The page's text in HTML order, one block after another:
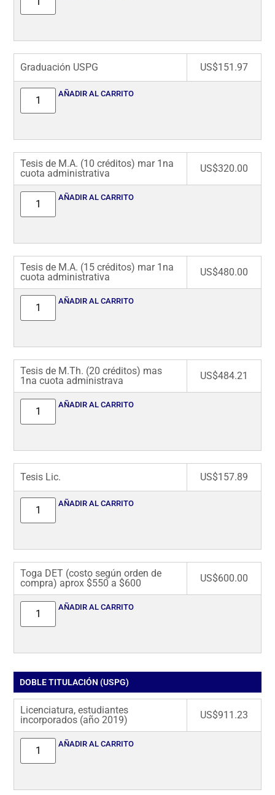
Graduación USPG US$151.97
AÑADIR AL CARRITO
Tesis de M.A. (10 créditos) mar 1na
cuota administrativa
US$320.00
AÑADIR AL CARRITO
Tesis de M.A. (15 créditos) mar 1na
cuota administrativa
US$480.00
AÑADIR AL CARRITO
Tesis de M.Th. (20 créditos) mas
1na cuota administrava
US$484.21
AÑADIR AL CARRITO
Tesis Lic. US$157.89
AÑADIR AL CARRITO
Toga DET (costo según orden de
compra) aprox $550 a $600
US$600.00
AÑADIR AL CARRITO
DOBLE TITULACIÓN (USPG)
Licenciatura, estudiantes
incorporados (año 2019)
US$911.23
AÑADIR AL CARRITO